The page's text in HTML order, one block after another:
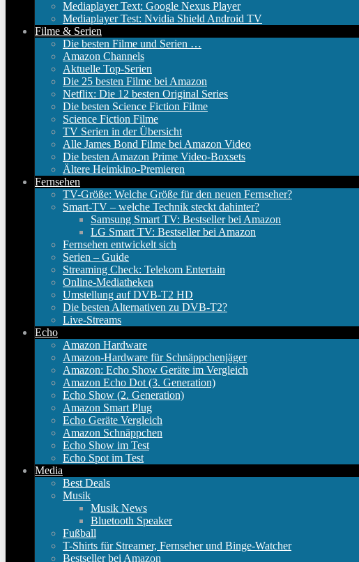
Mediaplayer Text: Google Nexus Player
Mediaplayer Test: Nvidia Shield Android TV
Filme & Serien
Die besten Filme und Serien …
Amazon Channels
Aktuelle Top-Serien
Die 25 besten Filme bei Amazon
Netflix: Die 12 besten Original Series
Die besten Science Fiction Filme
Science Fiction Filme
TV Serien in der Übersicht
Alle James Bond Filme bei Amazon Video
Die besten Amazon Prime Video-Boxsets
Ältere Heimkino-Premieren
Fernsehen
TV-Größe: Welche Größe für den neuen Fernseher?
Smart-TV – welche Technik steckt dahinter?
Samsung Smart TV: Bestseller bei Amazon
LG Smart TV: Bestseller bei Amazon
Fernsehen entwickelt sich
Serien – Guide
Streaming Check: Telekom Entertain
Online-Mediatheken
Umstellung auf DVB-T2 HD
Die besten Alternativen zu DVB-T2?
Live-Streams
Echo
Amazon Hardware
Amazon-Hardware für Schnäppchenjäger
Amazon: Echo Show Geräte im Vergleich
Amazon Echo Dot (3. Generation)
Echo Show (2. Generation)
Amazon Smart Plug
Echo Geräte Vergleich
Amazon Schnäppchen
Echo Show im Test
Echo Spot im Test
Media
Best Deals
Musik
Musik News
Bluetooth Speaker
Fußball
T-Shirts für Streamer, Fernseher und Binge-Watcher
Bestseller bei Amazon